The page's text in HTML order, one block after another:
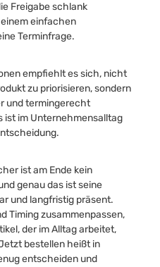
Freigabe schlank
einfachen
Terminfrage.
empfiehlt es sich, nicht
zu priorisieren, sondern
und termingerecht
ist im Unternehmensalltag
ist am Ende kein
genau das ist seine
und langfristig präsent.
Timing zusammenpassen,
der im Alltag arbeitet,
bestellen heißt in
entscheiden und